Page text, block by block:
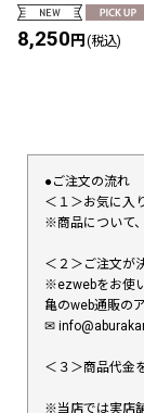
8,250円 (税込)
●ご注文の流れ
＜１＞お気に入
※商品について
＜２＞ご注文が
※ezwebをお使
亀のweb通販の
✉︎
＜３＞商品代金
※当店では実店